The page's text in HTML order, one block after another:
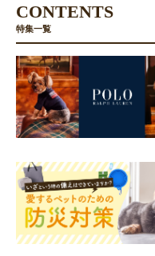
CONTENTS
特集一覧